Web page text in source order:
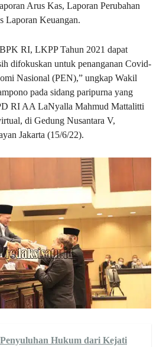
Arus Kas, Laporan Perubahan
Laporan Keuangan.
RI, LKPP Tahun 2021 dapat
difokuskan untuk penanganan Covid-
Nasional (PEN),” ungkap Wakil
pada sidang paripurna yang
RI AA LaNyalla Mahmud Mattalitti
di Gedung Nusantara V,
Jakarta (15/6/22).
Penyuluhan Hukum dari Kejati